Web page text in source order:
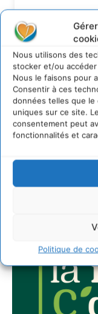
Nous utilisons des
stocker et/ou
Nous le faisons pour
Consentir à ces
données telles que le
uniques sur ce site.
consentement peut
fonctionnalités et
Politique de